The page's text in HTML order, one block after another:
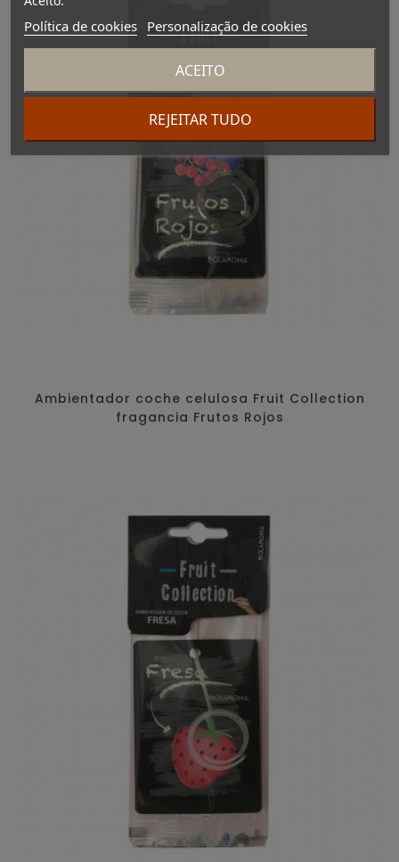
Política de cookies Personalização de cookies
REJEITAR TUDO
ACEITO
Ambientador coche celulosa Fruit Collection
fragancia Frutos Rojos